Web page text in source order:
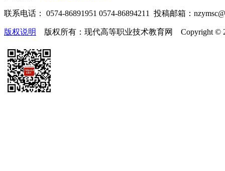
联系电话： 0574-86891951 0574-86894211 投稿邮箱：
版权说明 版权所有：现代高等职业技术教育网 Copyright ©